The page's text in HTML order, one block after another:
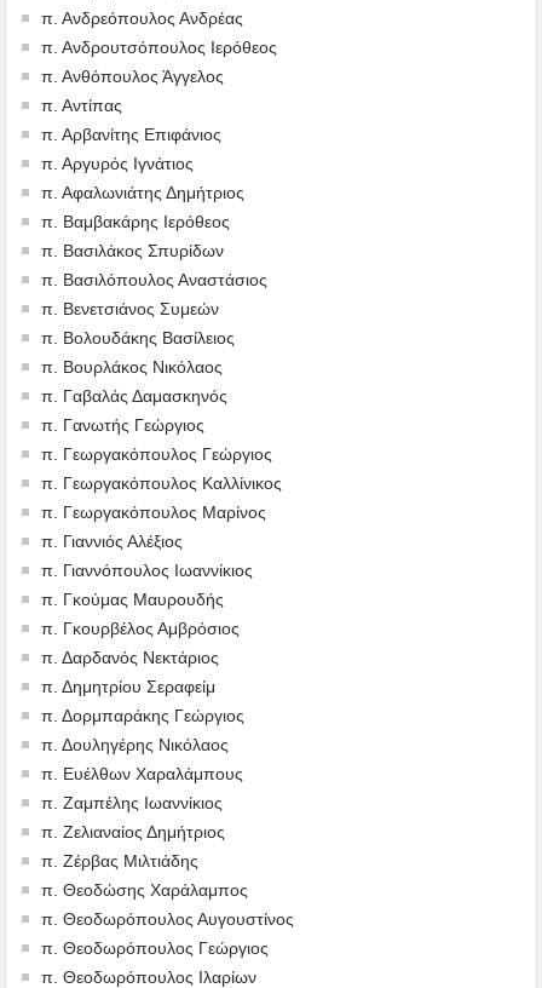
π. Ανδρεόπουλος Ανδρέας
π. Ανδρουτσόπουλος Ιερόθεος
π. Ανθόπουλος Άγγελος
π. Αντίπας
π. Αρβανίτης Επιφάνιος
π. Αργυρός Ιγνάτιος
π. Αφαλωνιάτης Δημήτριος
π. Βαμβακάρης Ιερόθεος
π. Βασιλάκος Σπυρίδων
π. Βασιλόπουλος Αναστάσιος
π. Βενετσιάνος Συμεών
π. Βολουδάκης Βασίλειος
π. Βουρλάκος Νικόλαος
π. Γαβαλάς Δαμασκηνός
π. Γανωτής Γεώργιος
π. Γεωργακόπουλος Γεώργιος
π. Γεωργακόπουλος Καλλίνικος
π. Γεωργακόπουλος Μαρίνος
π. Γιαννιός Αλέξιος
π. Γιαννόπουλος Ιωαννίκιος
π. Γκούμας Μαυρουδής
π. Γκουρβέλος Αμβρόσιος
π. Δαρδανός Νεκτάριος
π. Δημητρίου Σεραφείμ
π. Δορμπαράκης Γεώργιος
π. Δουληγέρης Νικόλαος
π. Ευέλθων Χαραλάμπους
π. Ζαμπέλης Ιωαννίκιος
π. Ζελιαναίος Δημήτριος
π. Ζέρβας Μιλτιάδης
π. Θεοδώσης Χαράλαμπος
π. Θεοδωρόπουλος Αυγουστίνος
π. Θεοδωρόπουλος Γεώργιος
π. Θεοδωρόπουλος Ιλαρίων